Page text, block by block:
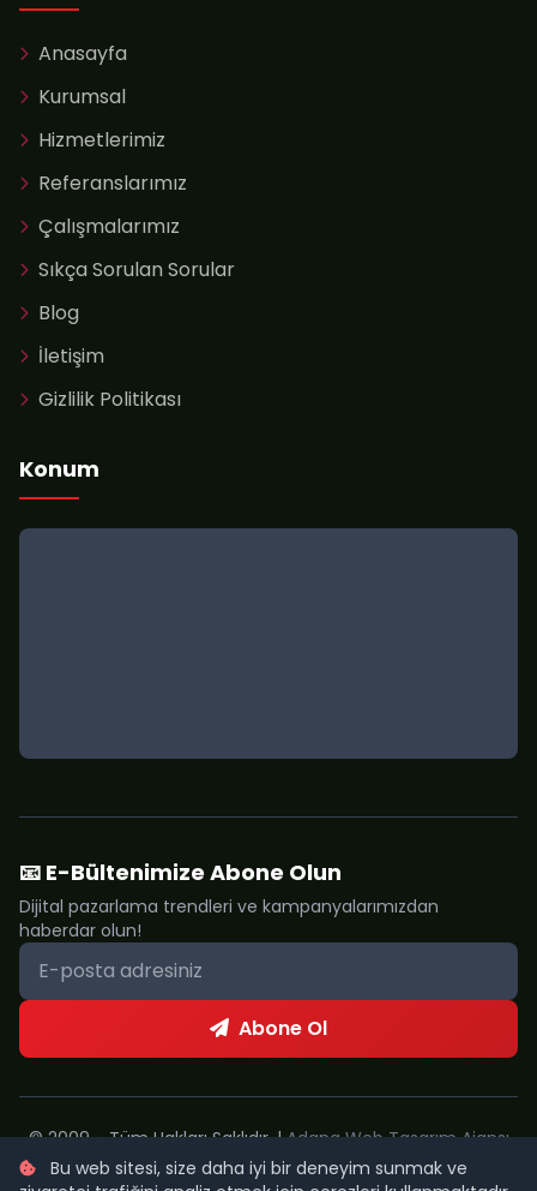
Anasayfa
Kurumsal
Hizmetlerimiz
Referanslarımız
Çalışmalarımız
Sıkça Sorulan Sorular
Blog
İletişim
Gizlilik Politikası
Konum
📧 E-Bültenimize Abone Olun
Dijital pazarlama trendleri ve kampanyalarımızdan
haberdar olun!
Abone Ol
© 2009 - Tüm Hakları Saklıdır. |Adana Web Tasarım Ajansı
Metropol Web
Bu web sitesi, size daha iyi bir deneyim sunmak ve